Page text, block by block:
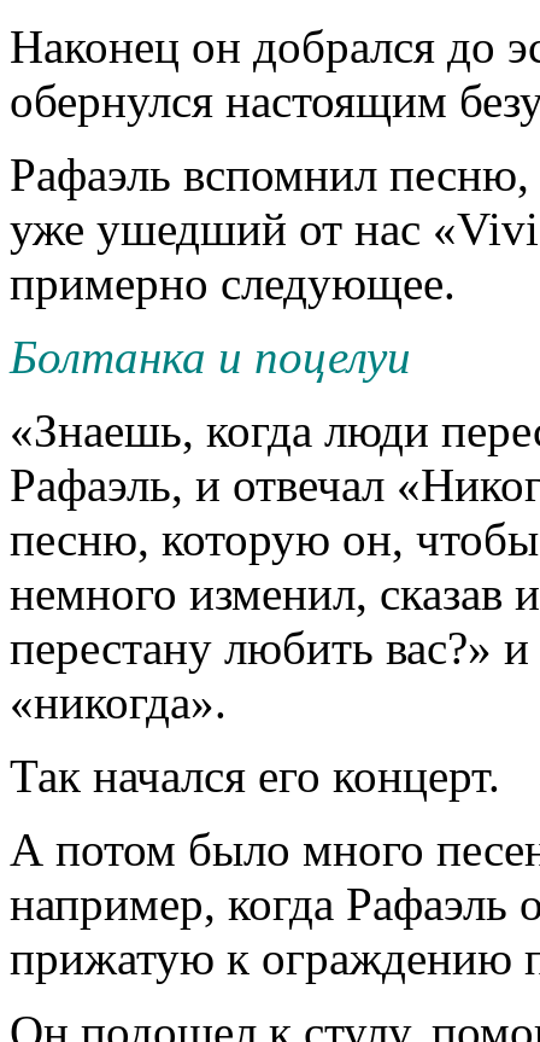
Наконец он добрался до
обернулся настоящим
Рафаэль вспомнил
уже ушедший от нас
примерно следующее.
Болтанка и поцелуи
«Знаешь, когда люди
Рафаэль, и отвечал
песню, которую он, чтобы
немного изменил, сказав
перестану любить вас?»
«никогда».
Так начался его концерт.
А потом было много
например, когда Рафаэль
прижатую к ограждению